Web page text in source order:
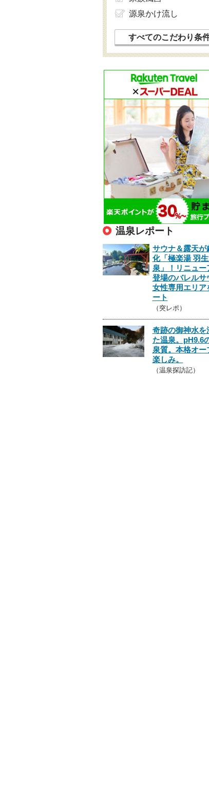
源泉かけ流し
すべてのこだわり条
温泉レポート
サウナ＆露天が
化「極楽湯 羽
泉」！リニュー
登場のバレルサ
女性専用エリア
ート
（突レポ）
奇跡の御神水を
た温泉。pH9.6
泉質。本格オー
楽しみ。
（温泉探訪記）